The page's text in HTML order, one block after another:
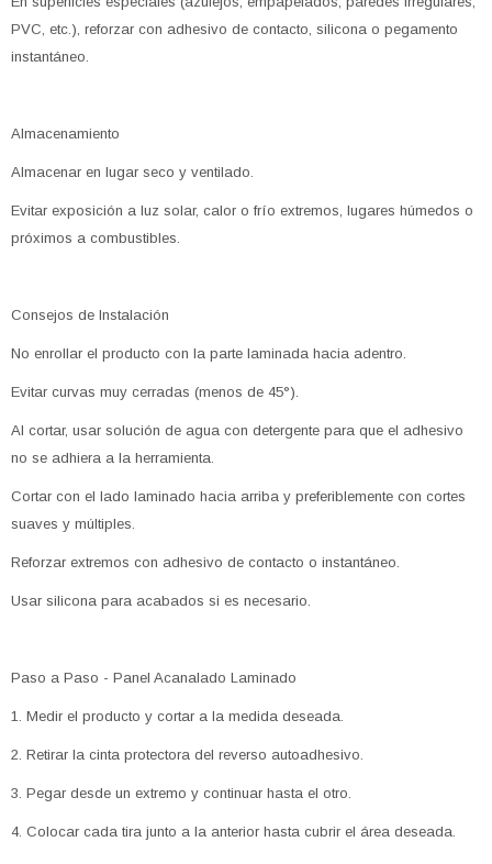
PVC, etc.), reforzar con adhesivo de contacto, silicona o pegamento
instantáneo.
Almacenamiento
Almacenar en lugar seco y ventilado.
Evitar exposición a luz solar, calor o frío extremos, lugares húmedos o
próximos a combustibles.
Consejos de Instalación
No enrollar el producto con la parte laminada hacia adentro.
Evitar curvas muy cerradas (menos de 45°).
Al cortar, usar solución de agua con detergente para que el adhesivo
no se adhiera a la herramienta.
Cortar con el lado laminado hacia arriba y preferiblemente con cortes
suaves y múltiples.
Reforzar extremos con adhesivo de contacto o instantáneo.
Usar silicona para acabados si es necesario.
Paso a Paso - Panel Acanalado Laminado
1. Medir el producto y cortar a la medida deseada.
2. Retirar la cinta protectora del reverso autoadhesivo.
3. Pegar desde un extremo y continuar hasta el otro.
4. Colocar cada tira junto a la anterior hasta cubrir el área deseada.